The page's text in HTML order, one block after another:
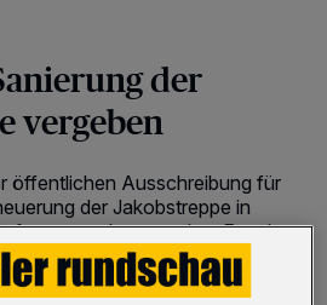
der
vergeben
öffentlichen Ausschreibung für
der Jakobstreppe in
vergeben worden. Er geht
aus Weimar, das das
und in der Vergangenheit